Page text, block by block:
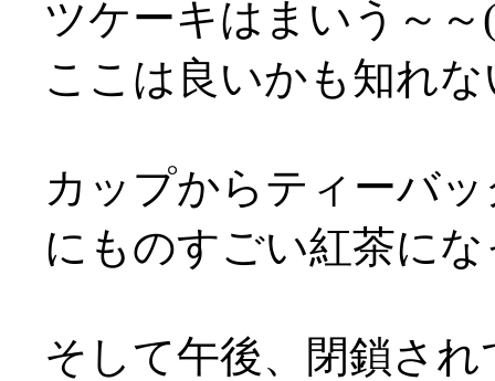
ツケーキはまいう～
ここは良いかも知れな
カップからティーバ
にものすごい紅茶に
そして午後、閉鎖さ